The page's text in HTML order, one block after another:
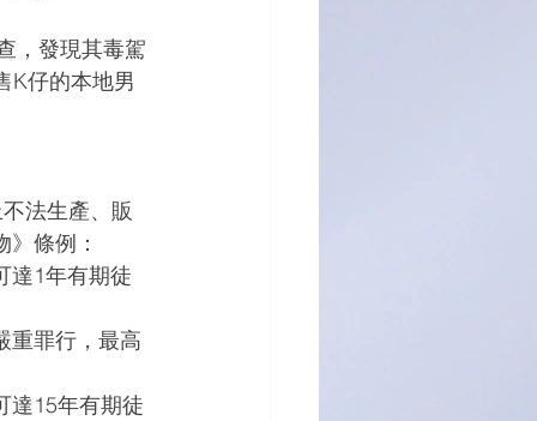
，發現其毒駕
K仔的本地男
法生產、販
條例：
達1年有期徒
重罪行，最高
達15年有期徒